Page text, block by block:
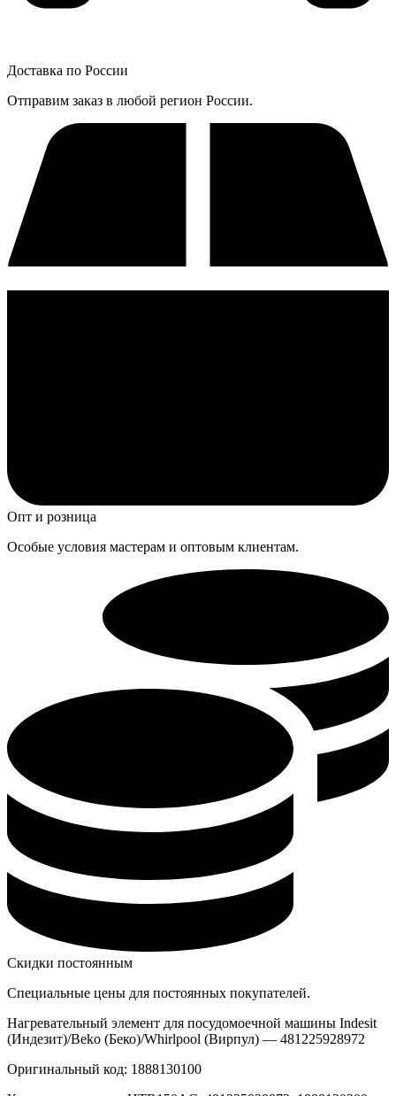
Доставка по России
Отправим заказ в любой регион России.
Опт и розница
Особые условия мастерам и оптовым клиентам.
Скидки постоянным
Специальные цены для постоянных покупателей.
Нагревательный элемент для посудомоечной машины Indesit
(Индезит)/Beko (Беко)/Whirlpool (Вирпул) — 481225928972
Оригинальный код: 1888130100